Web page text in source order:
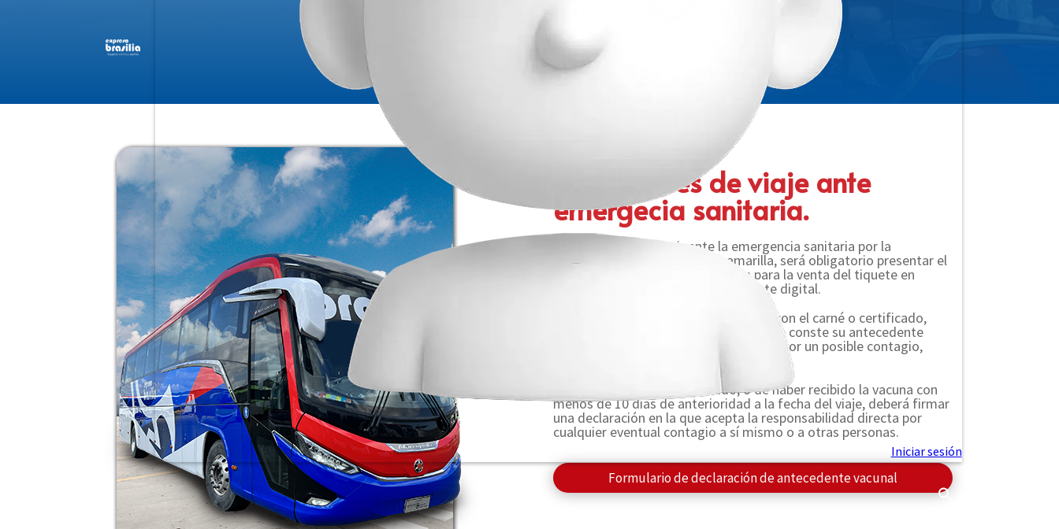
Condiciones de viaje ante
emergecia sanitaria.
• Mientras continúe vigente la emergencia sanitaria por la
circulación activa de la fiebre amarilla, será obligatorio presentar el
carné o certificado de vacunación para la venta del tiquete en
taquilla o para el abordaje con tiquete digital.
• Si ha sido vacunado, pero no cuenta con el carné o certificado,
deberá firmar una declaración en la que conste su antecedente
vacunal, asumiendo la responsabilidad por un posible contagio,
tanto para sí mismo como para terceros.
• En caso de no estar vacunado, o de haber recibido la vacuna con
menos de 10 días de anterioridad a la fecha del viaje, deberá firmar
una declaración en la que acepta la responsabilidad directa por
cualquier eventual contagio a sí mismo o a otras personas.
Formulario de declaración de antecedente vacunal